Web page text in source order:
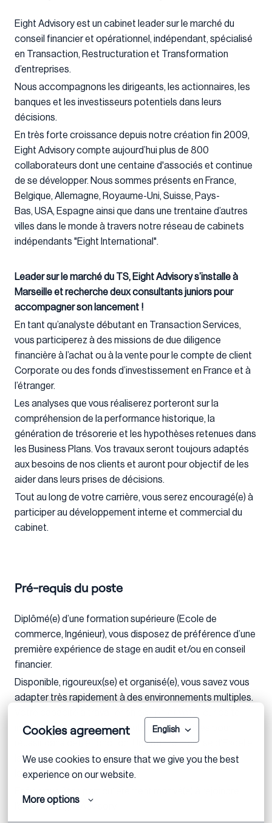
Cookies agreement English
We use cookies to ensure that we give you the best
experience on our website.
More options
Eight Advisory est un cabinet leader sur le marché du
conseil financier et opérationnel, indépendant, spécialisé
en Transaction, Restructuration et Transformation
d’entreprises.
Nous accompagnons les dirigeants, les actionnaires, les
banques et les investisseurs potentiels dans leurs
décisions.
En très forte croissance depuis notre création fin 2009,
Eight Advisory compte aujourd’hui plus de 800
collaborateurs dont une centaine d'associés et continue
de se développer. Nous sommes présents en France,
Belgique, Allemagne, Royaume-Uni, Suisse, Pays-
Bas, USA, Espagne ainsi que dans une trentaine d’autres
villes dans le monde à travers notre réseau de cabinets
indépendants "Eight International".
Leader sur le marché du TS, Eight Advisory s’installe à
Marseille et recherche deux consultants juniors pour
accompagner son lancement !
En tant qu’analyste débutant en Transaction Services,
vous participerez à des missions de due diligence
financière à l’achat ou à la vente pour le compte de client
Corporate ou des fonds d’investissement en France et à
l’étranger.
Les analyses que vous réaliserez porteront sur la
compréhension de la performance historique, la
génération de trésorerie et les hypothèses retenues dans
les Business Plans. Vos travaux seront toujours adaptés
aux besoins de nos clients et auront pour objectif de les
aider dans leurs prises de décisions.
Tout au long de votre carrière, vous serez encouragé(e) à
participer au développement interne et commercial du
cabinet.
Pré-requis du poste
Diplômé(e) d’une formation supérieure (Ecole de
commerce, Ingénieur), vous disposez de préférence d’une
première expérience de stage en audit et/ou en conseil
financier.
Disponible, rigoureux(se) et organisé(e), vous savez vous
adapter très rapidement à des environnements multiples.
intellectuelle seront des atouts indispensables pour
réussir dans cette fonction. Une bonne maîtrise d’Excel et
la pratique de l’anglais (et idéalement d’une troisième
langue) sont indispensables.
l’aventure Eight Advisory !